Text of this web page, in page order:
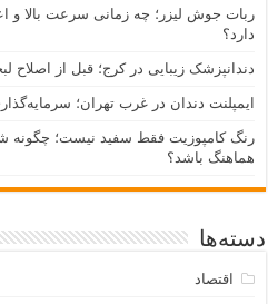
ربات جوش لیزر؛ چه زمانی سرعت بالا و
دارد؟
دندانپزشک زیبایی در کرج؛ قبل از اصلاح
ایمپلنت دندان در غرب تهران؛
رنگ کامپوزیت فقط سفید نیست؛ چگونه
هماهنگ باشد؟
دسته‌ها
اقتصاد